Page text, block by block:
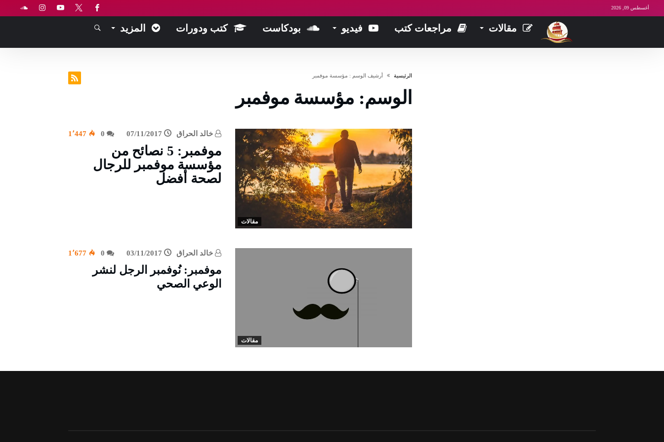
أغسطس 09, 2026
مقالات مراجعات كتب فيديو بودكاست كتب ودورات المزيد
‫الرئيسية‬ ‫أرشيف الوسم :‬ مؤسسة موفمبر
الوسم: مؤسسة موفمبر
مقالات
خالد الحراق 07/11/2017 1٬447
موفمبر: 5 نصائح من
مؤسسة موفمبر للرجال
لصحة أفضل
مقالات
خالد الحراق 03/11/2017 1٬677
موفمبر: نُوفمبر الرجل لنشر
الوعي الصحي